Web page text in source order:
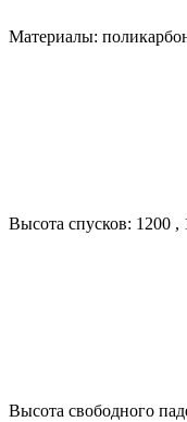
Материалы:
Высота спусков: 1200 ,
Высота свободного